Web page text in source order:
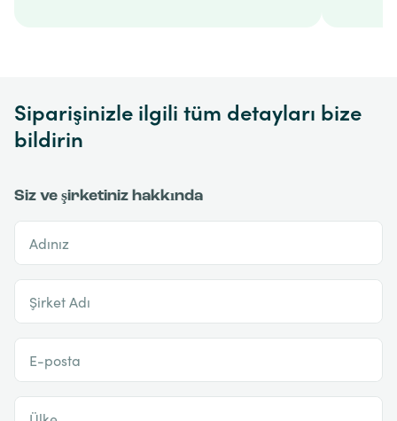
Siparişinizle ilgili tüm detayları bize
bildirin
Siz ve şirketiniz hakkında
Adınız
Şirket Adı
E-posta